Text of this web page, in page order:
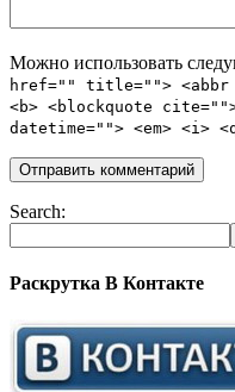
Можно использовать
href="" title="">
<b> <blockquote
datetime=""> <em> <i>
Search:
Раскрутка В Контакте